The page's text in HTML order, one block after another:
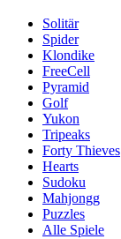
Solitär
Spider
Klondike
FreeCell
Pyramid
Golf
Yukon
Tripeaks
Forty Thieves
Hearts
Sudoku
Mahjongg
Puzzles
Alle Spiele